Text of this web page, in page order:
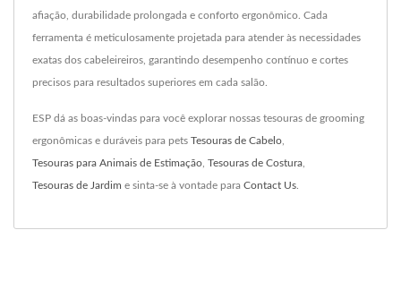
afiação, durabilidade prolongada e conforto ergonômico. Cada
ferramenta é meticulosamente projetada para atender às necessidades
exatas dos cabeleireiros, garantindo desempenho contínuo e cortes
precisos para resultados superiores em cada salão.
ESP dá as boas-vindas para você explorar nossas tesouras de grooming
ergonômicas e duráveis para pets Tesouras de Cabelo
Tesouras para Animais de Estimação Tesouras de Costura
Tesouras de Jardim e sinta-se à vontade para Contact Us